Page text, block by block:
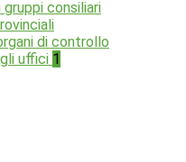
gruppi consiliari
di controllo
uffici 1